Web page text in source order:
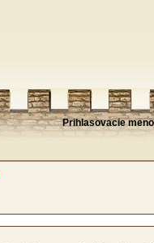
Prihlasovacie